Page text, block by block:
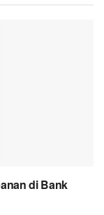
di Bank